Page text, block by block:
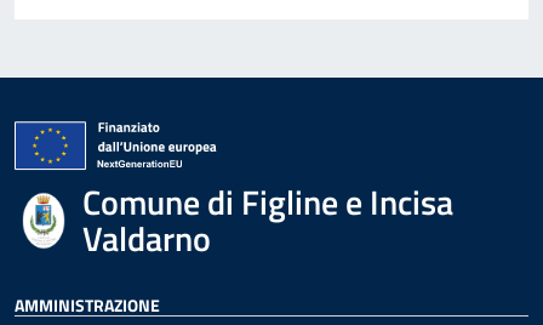
Comune di Figline e Incisa
Valdarno
AMMINISTRAZIONE